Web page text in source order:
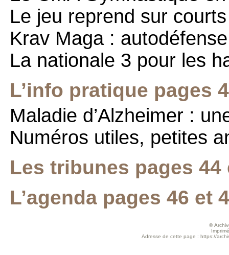
Le jeu reprend sur
Krav Maga :
La nationale 3 pour les
L’info pratique pages
Maladie d’Alzheimer :
Numéros utiles, petites
Les tribunes pages 44
L’agenda pages 46 et
©
Adresse de cette page : https://